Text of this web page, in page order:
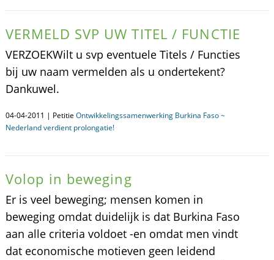
VERMELD SVP UW TITEL / FUNCTIE
VERZOEKWilt u svp eventuele Titels / Functies
bij uw naam vermelden als u ondertekent?
Dankuwel.
04-04-2011 | Petitie Ontwikkelingssamenwerking Burkina Faso ~
Nederland verdient prolongatie!
Volop in beweging
Er is veel beweging; mensen komen in
beweging omdat duidelijk is dat Burkina Faso
aan alle criteria voldoet -en omdat men vindt
dat economische motieven geen leidend